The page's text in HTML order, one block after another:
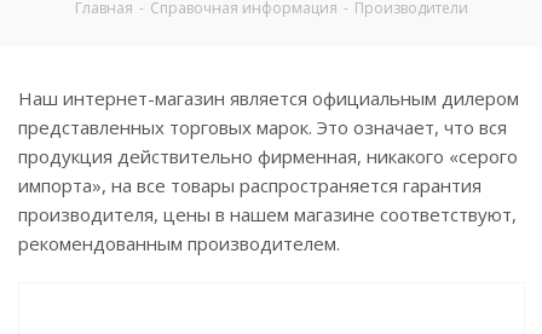
Главная - Справочная информация - Производители
Наш интернет-магазин является официальным дилером
представленных торговых марок. Это означает, что вся
продукция действительно фирменная, никакого «серого
импорта», на все товары распространяется гарантия
производителя, цены в нашем магазине соответствуют,
рекомендованным производителем.